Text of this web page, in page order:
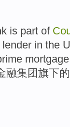
is part of
lender in the
融集团旗下的